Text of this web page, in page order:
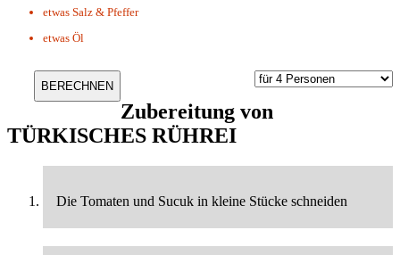
etwas Salz & Pfeffer
etwas Öl
Zubereitung von
TÜRKISCHES RÜHREI
Die Tomaten und Sucuk in kleine Stücke schneiden